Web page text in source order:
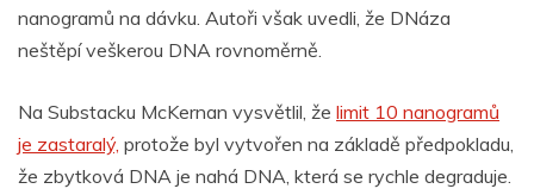
nanogramů na dávku. Autoři však uvedli, že DNáza
neštěpí veškerou DNA rovnoměrně.
Na Substacku McKernan vysvětlil, že limit 10 nanogramů
je zastaralý, protože byl vytvořen na základě předpokladu,
že zbytková DNA je nahá DNA, která se rychle degraduje.